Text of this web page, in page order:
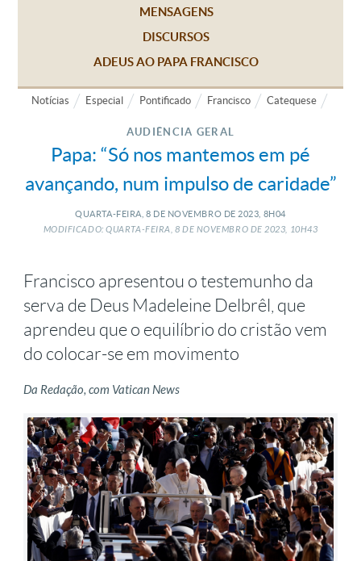
MENSAGENS
DISCURSOS
ADEUS AO PAPA FRANCISCO
Notícias Especial Pontificado Francisco Catequese
AUDIÊNCIA GERAL
Papa: “Só nos mantemos em pé
avançando, num impulso de caridade”
QUARTA-FEIRA, 8 DE NOVEMBRO DE 2023, 8H04
MODIFICADO: QUARTA-FEIRA, 8 DE NOVEMBRO DE2023, 10H43
Francisco apresentou o testemunho da
serva de Deus Madeleine Delbrêl, que
aprendeu que o equilíbrio do cristão vem
do colocar-se em movimento
Da Redação, com Vatican News